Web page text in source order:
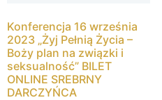
Konferencja 16 września
2023 „Żyj Pełnią Życia –
Boży plan na związki i
seksualność” BILET
ONLINE SREBRNY
DARCZYŃCA